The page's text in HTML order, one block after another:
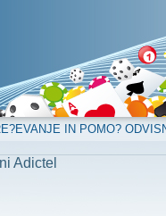
IN POMO?
Adictel